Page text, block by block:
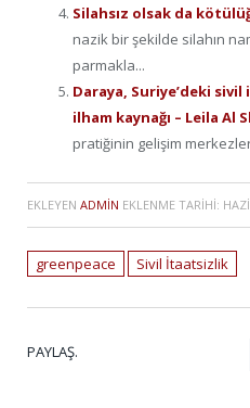
Silahsız olsak da
nazik bir şekilde silahın
parmakla...
Daraya, Suriye’deki
ilham kaynağı – Leila Al
pratiğinin gelişim
EKLEYEN ADMIN EKLENME TARIHI:
greenpeace Sivil İtaatsizlik
PAYLAŞ.